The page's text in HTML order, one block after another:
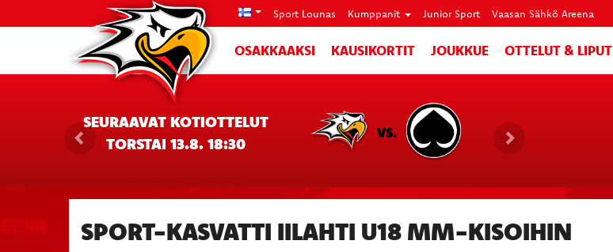
Sport Lounas Kumppanit Junior Sport Vaasan Sähkö Areena
OSAKKAAKSI KAUSIKORTIT JOUKKUE OTTELUT & LIPUT
SEURAAVAT KOTIOTTELUT
TORSTAI 13.8. 18:30
VS.
SPORT-KASVATTI IILAHTI U18 MM-KISOIHIN